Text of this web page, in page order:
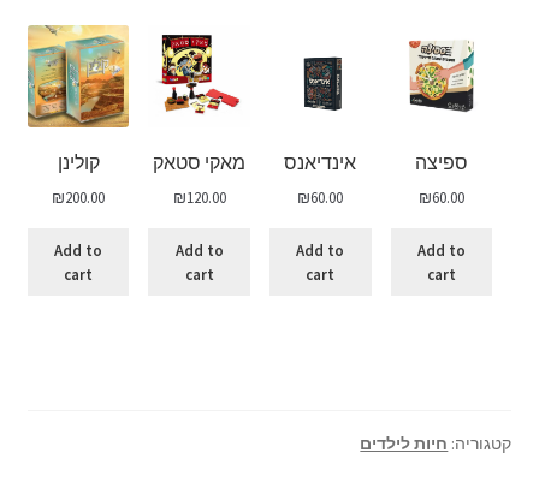
ספיצה
₪60.00
Add to
cart
אינדיאנס
₪60.00
Add to
cart
מאקי סטאק
₪120.00
Add to
cart
קולינן
₪200.00
Add to
cart
קטגוריה: חיות לילדים